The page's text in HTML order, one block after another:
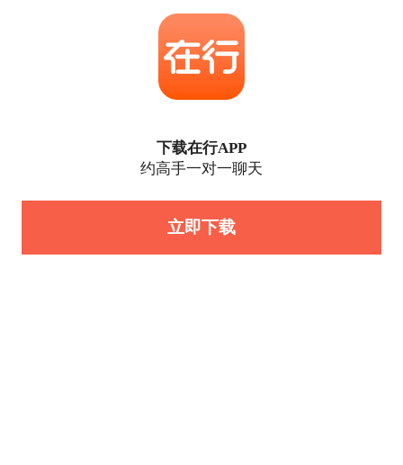
下载在行APP
约高手一对一聊天
立即下载